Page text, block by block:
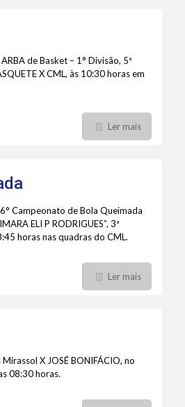
de Basket – 1° Divisão, 5ª
X CML, às 10:30 horas em
Ler mais
Campeonato de Bola Queimada
ELI P RODRIGUES”, 3ª
horas nas quadras do CML.
Ler mais
X JOSÉ BONIFÁCIO, no
08:30 horas.